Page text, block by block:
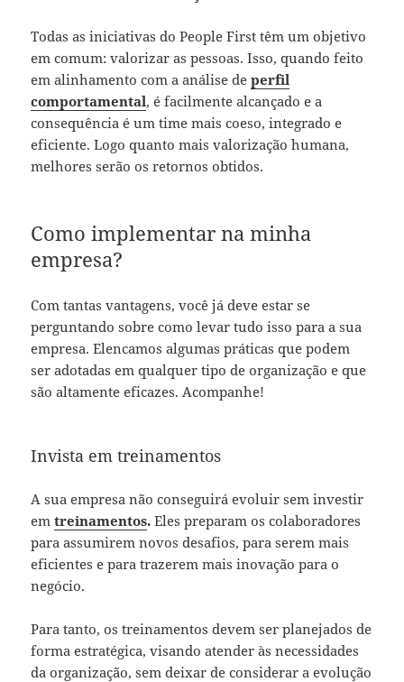
Todas as iniciativas do People First têm um objetivo
em comum: valorizar as pessoas. Isso, quando feito
em alinhamento com a análise deperfil
comportamental, é facilmente alcançado e a
consequência é um time mais coeso, integrado e
eficiente. Logo quanto mais valorização humana,
melhores serão os retornos obtidos.
Como implementar na minha
empresa?
Com tantas vantagens, você já deve estar se
perguntando sobre como levar tudo isso para a sua
empresa. Elencamos algumas práticas que podem
ser adotadas em qualquer tipo de organização e que
são altamente eficazes. Acompanhe!
Invista em treinamentos
A sua empresa não conseguirá evoluir sem investir
emtreinamentos. Eles preparam os colaboradores
para assumirem novos desafios, para serem mais
eficientes e para trazerem mais inovação para o
negócio.
Para tanto, os treinamentos devem ser planejados de
forma estratégica, visando atender às necessidades
da organização, sem deixar de considerar a evolução